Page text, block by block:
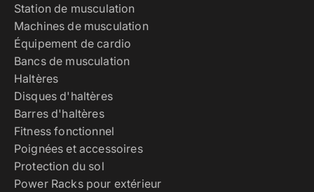
Station de musculation
Machines de musculation
Équipement de cardio
Bancs de musculation
Haltères
Disques d'haltères
Barres d'haltères
Fitness fonctionnel
Poignées et accessoires
Protection du sol
Power Racks pour extérieur